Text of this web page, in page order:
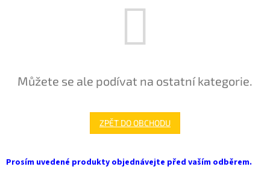
Můžete se ale podívat na ostatní kategorie.
ZPĚT DO OBCHODU
Prosím uvedené produkty objednávejte před vaším odběrem.